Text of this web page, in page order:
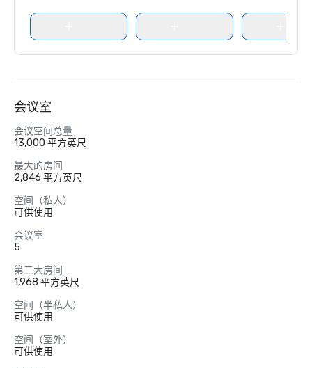
会议室
会议空间总量
13,000 平方英尺
最大的房间
2,846 平方英尺
空间（私人）
可供使用
会议室
5
第二大房间
1,968 平方英尺
空间（半私人）
可供使用
空间（室外）
可供使用